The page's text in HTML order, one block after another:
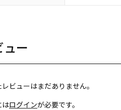
ー
ビューはまだありません。
はログインが必要です。